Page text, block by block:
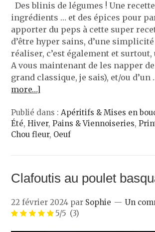
Des blinis de légumes ! Une
ingrédients … et des épices pour
apporter du peps à cette super
d’être hyper sains, d’une
réaliser, c’est également et
A vous maintenant de les napper
grand classique, je sais), et/ou d’un
more…]
Publié dans :Apéritifs & Mises en
Été,Hiver,Pains & Viennoiseries,
Chou fleur, Oeuf
Clafoutis au poulet
22 février 2024 par Sophie
Un
5/5 (3)